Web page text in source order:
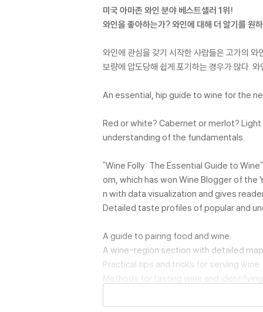
미국 아마존 와인 분야 베스트셀러 1위!
와인을 좋아하는가? 와인에 대해 더 알기를 원
와인에 관심을 갖기 시작한 사람들은 고가의
보량에 압도당해 쉽게 포기하는 경우가 많다.
An essential, hip guide to wine for the
Red or white? Cabernet or merlot?
understanding of the fundamentals.
"Wine Folly: The Essential Guide to
om, which has won Wine Blogger of
n with data visualization and gives
Detailed taste profiles of popular and
A guide to pairing food and wine.
A wine-region section with detailed
Practical tips and tricks for serving wine.
Methods for tasting wine and
Packed with information and